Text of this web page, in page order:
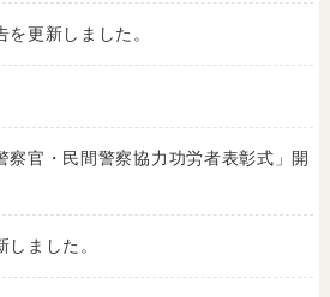
更新しました。
察官・民間警察協力功労者表彰式」開
ました。